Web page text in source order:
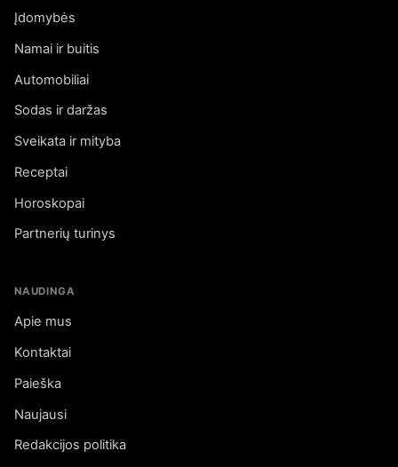
Įdomybės
Namai ir buitis
Automobiliai
Sodas ir daržas
Sveikata ir mityba
Receptai
Horoskopai
Partnerių turinys
NAUDINGA
Apie mus
Kontaktai
Paieška
Naujausi
Redakcijos politika